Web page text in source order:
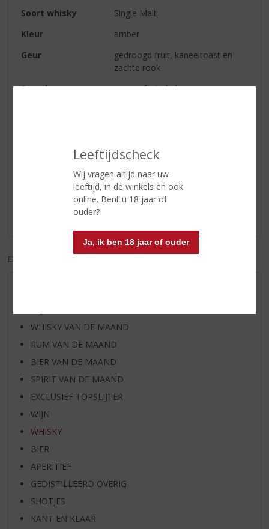
Leeftijdscheck
Wij vragen altijd naar uw
leeftijd, in de winkels en ook
online. Bent u 18 jaar of
ouder?
Ja, ik ben 18 jaar of ouder
Soort whisky
Single Malt
Kleur
amber
Geur
gedroogd fruit, kaneeltoast en
zachte rook
Smaak
een perfecte balans van
Reviews
Schrijf een review
Er zijn nog geen reviews geplaatst voor dit product
EXCL. BTW
WHISKY VAN DE MAAND
RUM VAN DE MAAND
BIER VAN DE MAAND
SPIRIT VAN DE MAAND
EXCLUSIEF TOPSLIJTER
WIJN
WHISKY
BIER
APERITIEF
GEDISTILLEERD OVERIG
SHOTJES
KANT EN KLAAR